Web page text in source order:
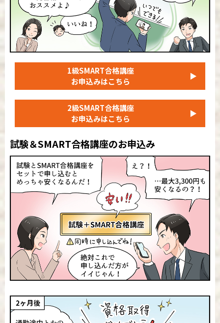
1級SMART合格講座
お申込みはこちら
▶
2級SMART合格講座
お申込みはこちら
▶
試験＆SMART合格講座のお申込み